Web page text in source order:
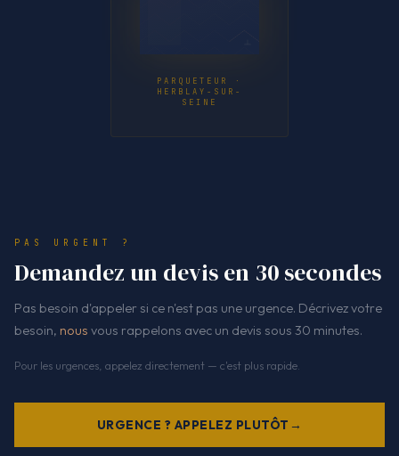
PARQUETEUR ·
HERBLAY-SUR-
SEINE
PAS URGENT ?
Demandez un devis en 30 secondes
Pas besoin d'appeler si ce n'est pas une urgence. Décrivez votre
besoin, nous vous rappelons avec un devis sous 30 minutes.
Pour les urgences, appelez directement — c'est plus rapide.
URGENCE ? APPELEZ PLUTÔT